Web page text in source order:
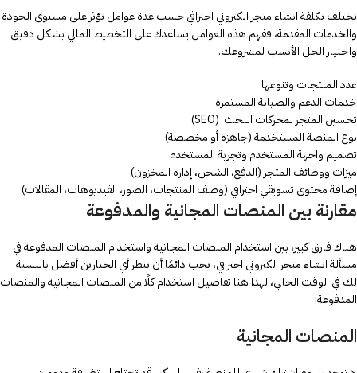
تختلف تكلفة انشاء متجر الكتروني احترافي حسب عدة عوامل تؤثر على مستوى الجودة
والخدمات المقدمة، ففهم هذه العوامل يساعدك على التخطيط المالي بشكل دقيق
واختيار الحل الأنسب لمشروعك.
عدد المنتجات وتنوعها
خدمات الدعم والصيانة المستمرة
تحسين المتجر لمحركات البحث (SEO)
نوع المنصة المستخدمة (جاهزة أو مخصصة)
تصميم واجهة المستخدم وتجربة المستخدم
ميزات ووظائف المتجر (الدفع، الشحن، إدارة المخزون)
إضافة محتوى تسويقي احترافي (وصف المنتجات، الصور، الفيديوهات، المقالات)
مقارنة بين المنصات المجانية والمدفوعة
هناك فارق كبير، بين استخدام المنصات المجانية واستخدام المنصات المدفوعة في
مسألة انشاء متجر الكتروني احترافي، يجب دائمًا أن تنظر أي الخيارين أفضل بالنسبة
لك في الوقت الحالي، لهذا هنا تفاصيل استخدام كلًا من المنصات المجانية والمنصات
المدفوعة:
المنصات المجانية